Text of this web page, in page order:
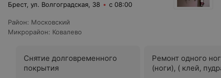
Брест, ул. Волгоградская, 38 с 08:00
Район: Московский
Микрорайон: Ковалево
Снятие долговременного
покрытия
Ремонт одного
(ноги), ( клей,